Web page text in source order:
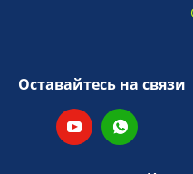
Оставайтесь на связи